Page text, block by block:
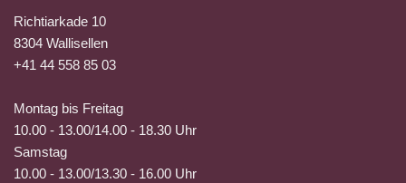
Richtiarkade 10
8304 Wallisellen
+41 44 558 85 03
Montag bis Freitag
10.00 - 13.00/14.00 - 18.30 Uhr
Samstag
10.00 - 13.00/13.30 - 16.00 Uhr